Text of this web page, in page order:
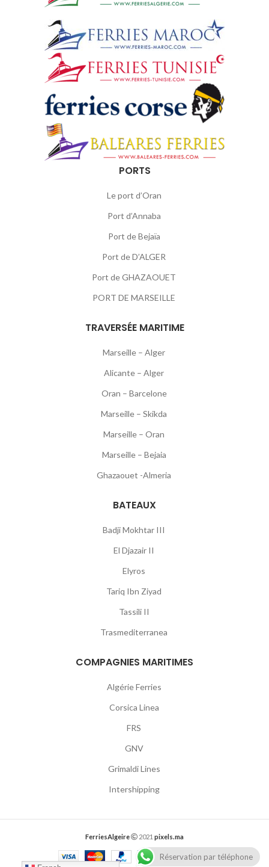
PORTS
Le port d’Oran
Port d’Annaba
Port de Bejaïa
Port de D’ALGER
Port de GHAZAOUET
PORT DE MARSEILLE
TRAVERSÉE MARITIME
Marseille – Alger
Alicante – Alger
Oran – Barcelone
Marseille – Skikda
Marseille – Oran
Marseille – Bejaia
Ghazaouet -Almeria
BATEAUX
Badji Mokhtar III
El Djazair II
Elyros
Tariq Ibn Ziyad
Tassili II
Trasmediterranea
COMPAGNIES MARITIMES
Algérie Ferries
Corsica Linea
FRS
GNV
Grimaldi Lines
Intershipping
FerriesAlgeire 2021 pixels.ma
Réservation par téléphone